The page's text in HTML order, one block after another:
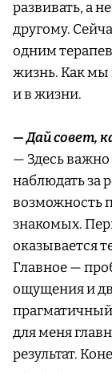
развивать, а
другому.
одним
жизнь. Как мы
и в жизни.
— Дай совет,
— Здесь важно
наблюдать за
возможность
знакомых.
оказывается
Главное —
ощущения и
прагматичный
для меня
результат.